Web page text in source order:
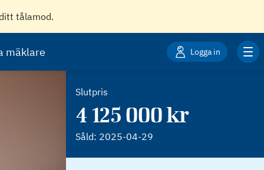
tålamod.
mäklare Logga in
Slutpris
4 125 000 kr
Såld: 2025-04-29